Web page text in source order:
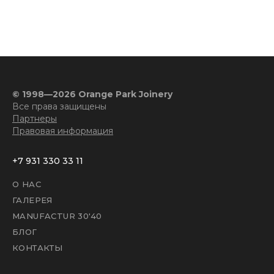
© 1998—2026 Orange Park Joinery
Все права защищены
Партнеры
Правовая информация
+7 931 330 33 11
О НАС
ГАЛЕРЕЯ
MANUFACTUR 30'40
БЛОГ
КОНТАКТЫ